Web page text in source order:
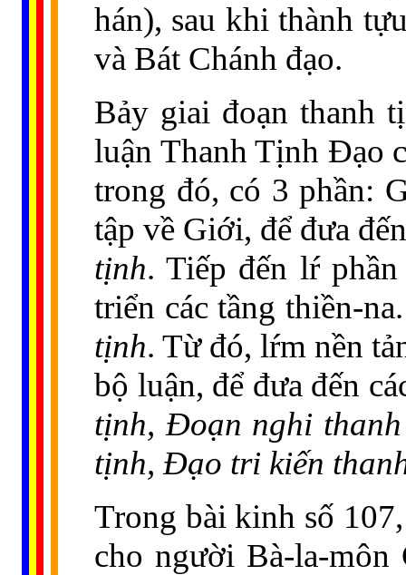
hán), sau khi thành
và Bát Chánh đạo.
Bảy giai đoạn thanh
luận Thanh Tịnh Đạo
trong đó, có 3 phần:
tập về Giới, để đưa
tịnh. Tiếp đến lŕ
triển các tầng thiền-
tịnh. Từ đó, lŕm nền
bộ luận, để đưa đến
tịnh, Đoạn nghi
tịnh, Ðạo tri kiến
Trong bài kinh số
cho người Bà-la-môn